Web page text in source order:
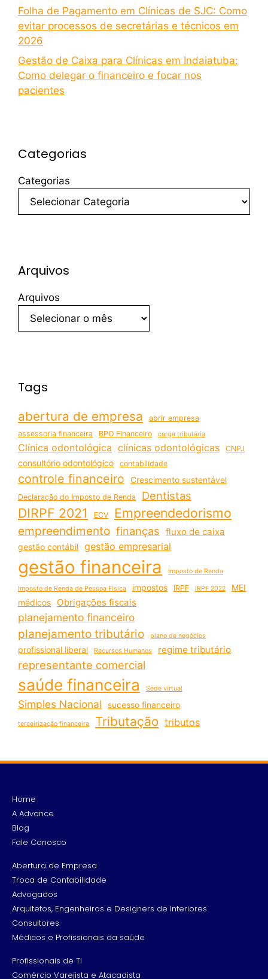
Folha de Pagamento em Clínicas de SJC: Como
evitar processos de secretárias e técnicos em
2026
Gestão de Caixa para Clínicas em Indaiatuba:
Como delegar o financeiro e focar nos
pacientes
Categorias
Categorias
Arquivos
Arquivos
Tags
abertura de empresa
abrir empresa
assessoria financeira
BPO Financeiro carga tributária
Clínica odontológica clínicas odontológicas CNPJ
consultório odontológico contabilidade
controle financeiro Crescimento sustentável
Declaração do Imposto de Renda Dentistas
DIRPF 2021 ECV Empreendedorismo
empreendimento finanças fluxo de caixa
gestão contábil gestão empresarial
gestão financeira Imposto de Renda
Imposto de Renda de Pessoa Física impostos IRPF IRPF 2022
MEI
médicos
Obrigações fiscais
planejamento financeiro
planejamento tributário plano de negócios
profissional liberal Recursos Humanos regime tributário
representante comercial
saúde financeira Sede virtual
Simples Nacional sucesso financeiro
terceirização financeira Tributação tributos
Home
A Advance
Blog
Fale Conosco
Abertura de Empresa
Troca de Contabilidade
Advogados
Arquitetos, Engenheiros e Designers de Interiores
Consultores
Médicos e Profissionais da saúde
Profissionais de TI
Comércio Varejista e Atacadista